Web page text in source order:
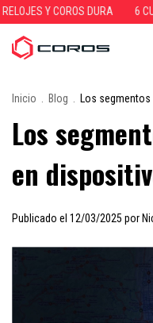
COROS DURA 6 CUOTAS
Inicio Blog Los segmentos
Los
en
Publicado el 12/03/2025 por